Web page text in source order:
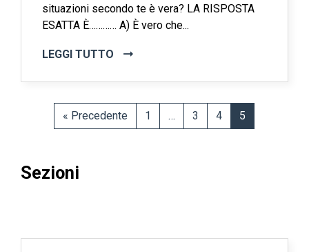
situazioni secondo te è vera? LA RISPOSTA
ESATTA È………… A) È vero che...
LEGGI TUTTO
« Precedente 1 … 3 4 5
Sezioni